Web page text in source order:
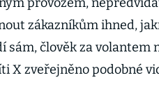
zákazníkům ihned,
sám, člověk za volantem
X zveřejněno podobné